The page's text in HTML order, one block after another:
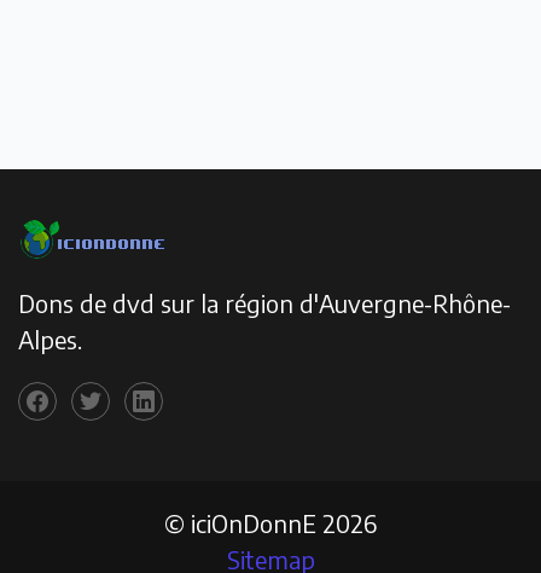
Dons de dvd sur la région d'Auvergne-Rhône-
Alpes.
© iciOnDonnE 2026
Sitemap